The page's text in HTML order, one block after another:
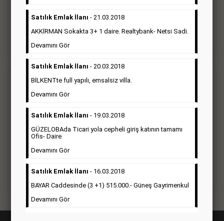
türleri toplanmaktadır. Ticari amaç gütmeyen bu ilan çeşidin
de fiyatlandırma ilanın kapladığı alan üzerinden fiyatlandırılır.
Diğer çerçeveli ilanlara göre daha ekonomiktir.
Ticari İlan (Hürriyet Gazetesi Reklam)
Hürriyet gazetesi Ticari ilan; firmaların tanıtımlarının, duyuru
gazetesine verilen ticari ilanları genellikle kurumsal firmalar
ile Finans, İnşaat, Turizm, Eğitim, Otomotiv sektörleri başta
olmak üzere bütün sektörler bu ilan türünü tercih
Detaylı Bilgi & İlan Örnekleri
Satılık Emlak İlanı - 21.03.2018
AKKİRMAN Sokakta 3+ 1 daire. Realtybank- Netsi Sadi.
Devamını Gör
Satılık Emlak İlanı - 20.03.2018
BİLKENTte full yapılı, emsalsiz villa.
Devamını Gör
Satılık Emlak İlanı - 19.03.2018
GÜZELOBAda Ticari yola cepheli giriş katının tamamı
Ofis- Daire
Devamını Gör
Satılık Emlak İlanı - 16.03.2018
BAYAR Caddesinde (3 +1) 515.000.- Güneş Gayrimenkul
Devamını Gör